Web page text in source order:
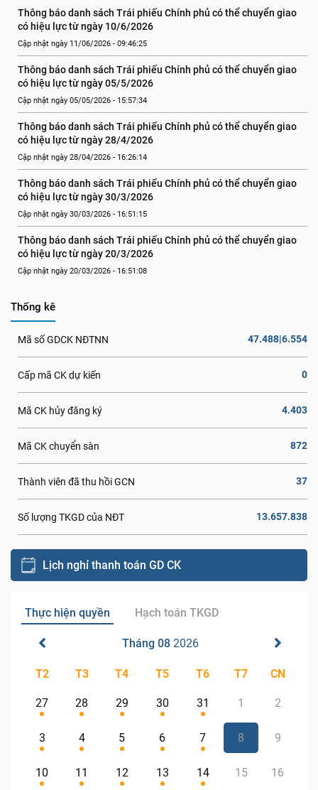
Thông báo danh sách Trái phiếu Chính phủ có thể chuyển giao
có hiệu lực từ ngày 10/6/2026
Cập nhật ngày 11/06/2026 - 09:46:25
Thông báo danh sách Trái phiếu Chính phủ có thể chuyển giao
có hiệu lực từ ngày 05/5/2026
Cập nhật ngày 05/05/2026 - 15:57:34
Thông báo danh sách Trái phiếu Chính phủ có thể chuyển giao
có hiệu lực từ ngày 28/4/2026
Cập nhật ngày 28/04/2026 - 16:26:14
Thông báo danh sách Trái phiếu Chính phủ có thể chuyển giao
có hiệu lực từ ngày 30/3/2026
Cập nhật ngày 30/03/2026 - 16:51:15
Thông báo danh sách Trái phiếu Chính phủ có thể chuyển giao
có hiệu lực từ ngày 20/3/2026
Cập nhật ngày 20/03/2026 - 16:51:08
Thống kê
Mã số GDCK NĐTNN 47.488|6.554
Cấp mã CK dự kiến 0
Mã CK hủy đăng ký 4.403
Mã CK chuyển sàn 872
Thành viên đã thu hồi GCN 37
Số lượng TKGD của NĐT 13.657.838
Lịch nghỉ thanh toán GD CK
Thực hiện quyền Hạch toán TKGD
Tháng 08 2026
T2 T3 T4 T5 T6 T7 CN
27 28 29 30 31 1 2
3 4 5 6 7 8 9
10 11 12 13 14 15 16